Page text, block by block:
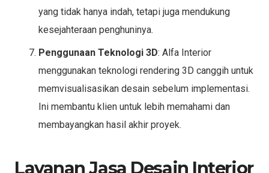
yang tidak hanya indah, tetapi juga mendukung
kesejahteraan penghuninya.
Penggunaan Teknologi 3D: Alfa Interior
menggunakan teknologi rendering 3D canggih untuk
memvisualisasikan desain sebelum implementasi.
Ini membantu klien untuk lebih memahami dan
membayangkan hasil akhir proyek.
Layanan Jasa Desain Interior